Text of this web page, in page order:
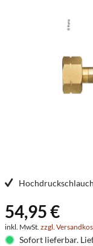
54,95 €
inkl. MwSt. zzgl.
Sofort lieferbar.